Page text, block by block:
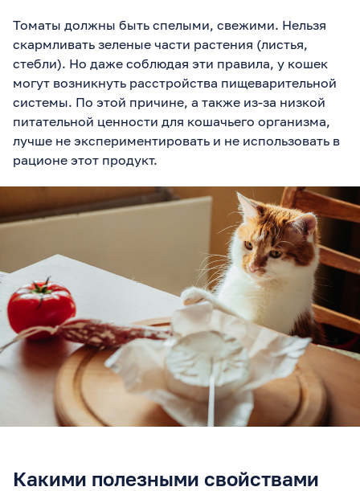
Томаты должны быть спелыми, свежими. Нельзя
скармливать зеленые части растения (листья,
стебли). Но даже соблюдая эти правила, у кошек
могут возникнуть расстройства пищеварительной
системы. По этой причине, а также из-за низкой
питательной ценности для кошачьего организма,
лучше не экспериментировать и не использовать в
рационе этот продукт.
Какими полезными свойствами